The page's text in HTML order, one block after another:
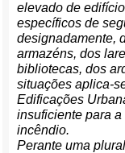
elevado de
específicos de
designadamente,
armazéns, dos
bibliotecas, dos
situações aplica-
Edificações
insuficiente para
incêndio.
Perante uma